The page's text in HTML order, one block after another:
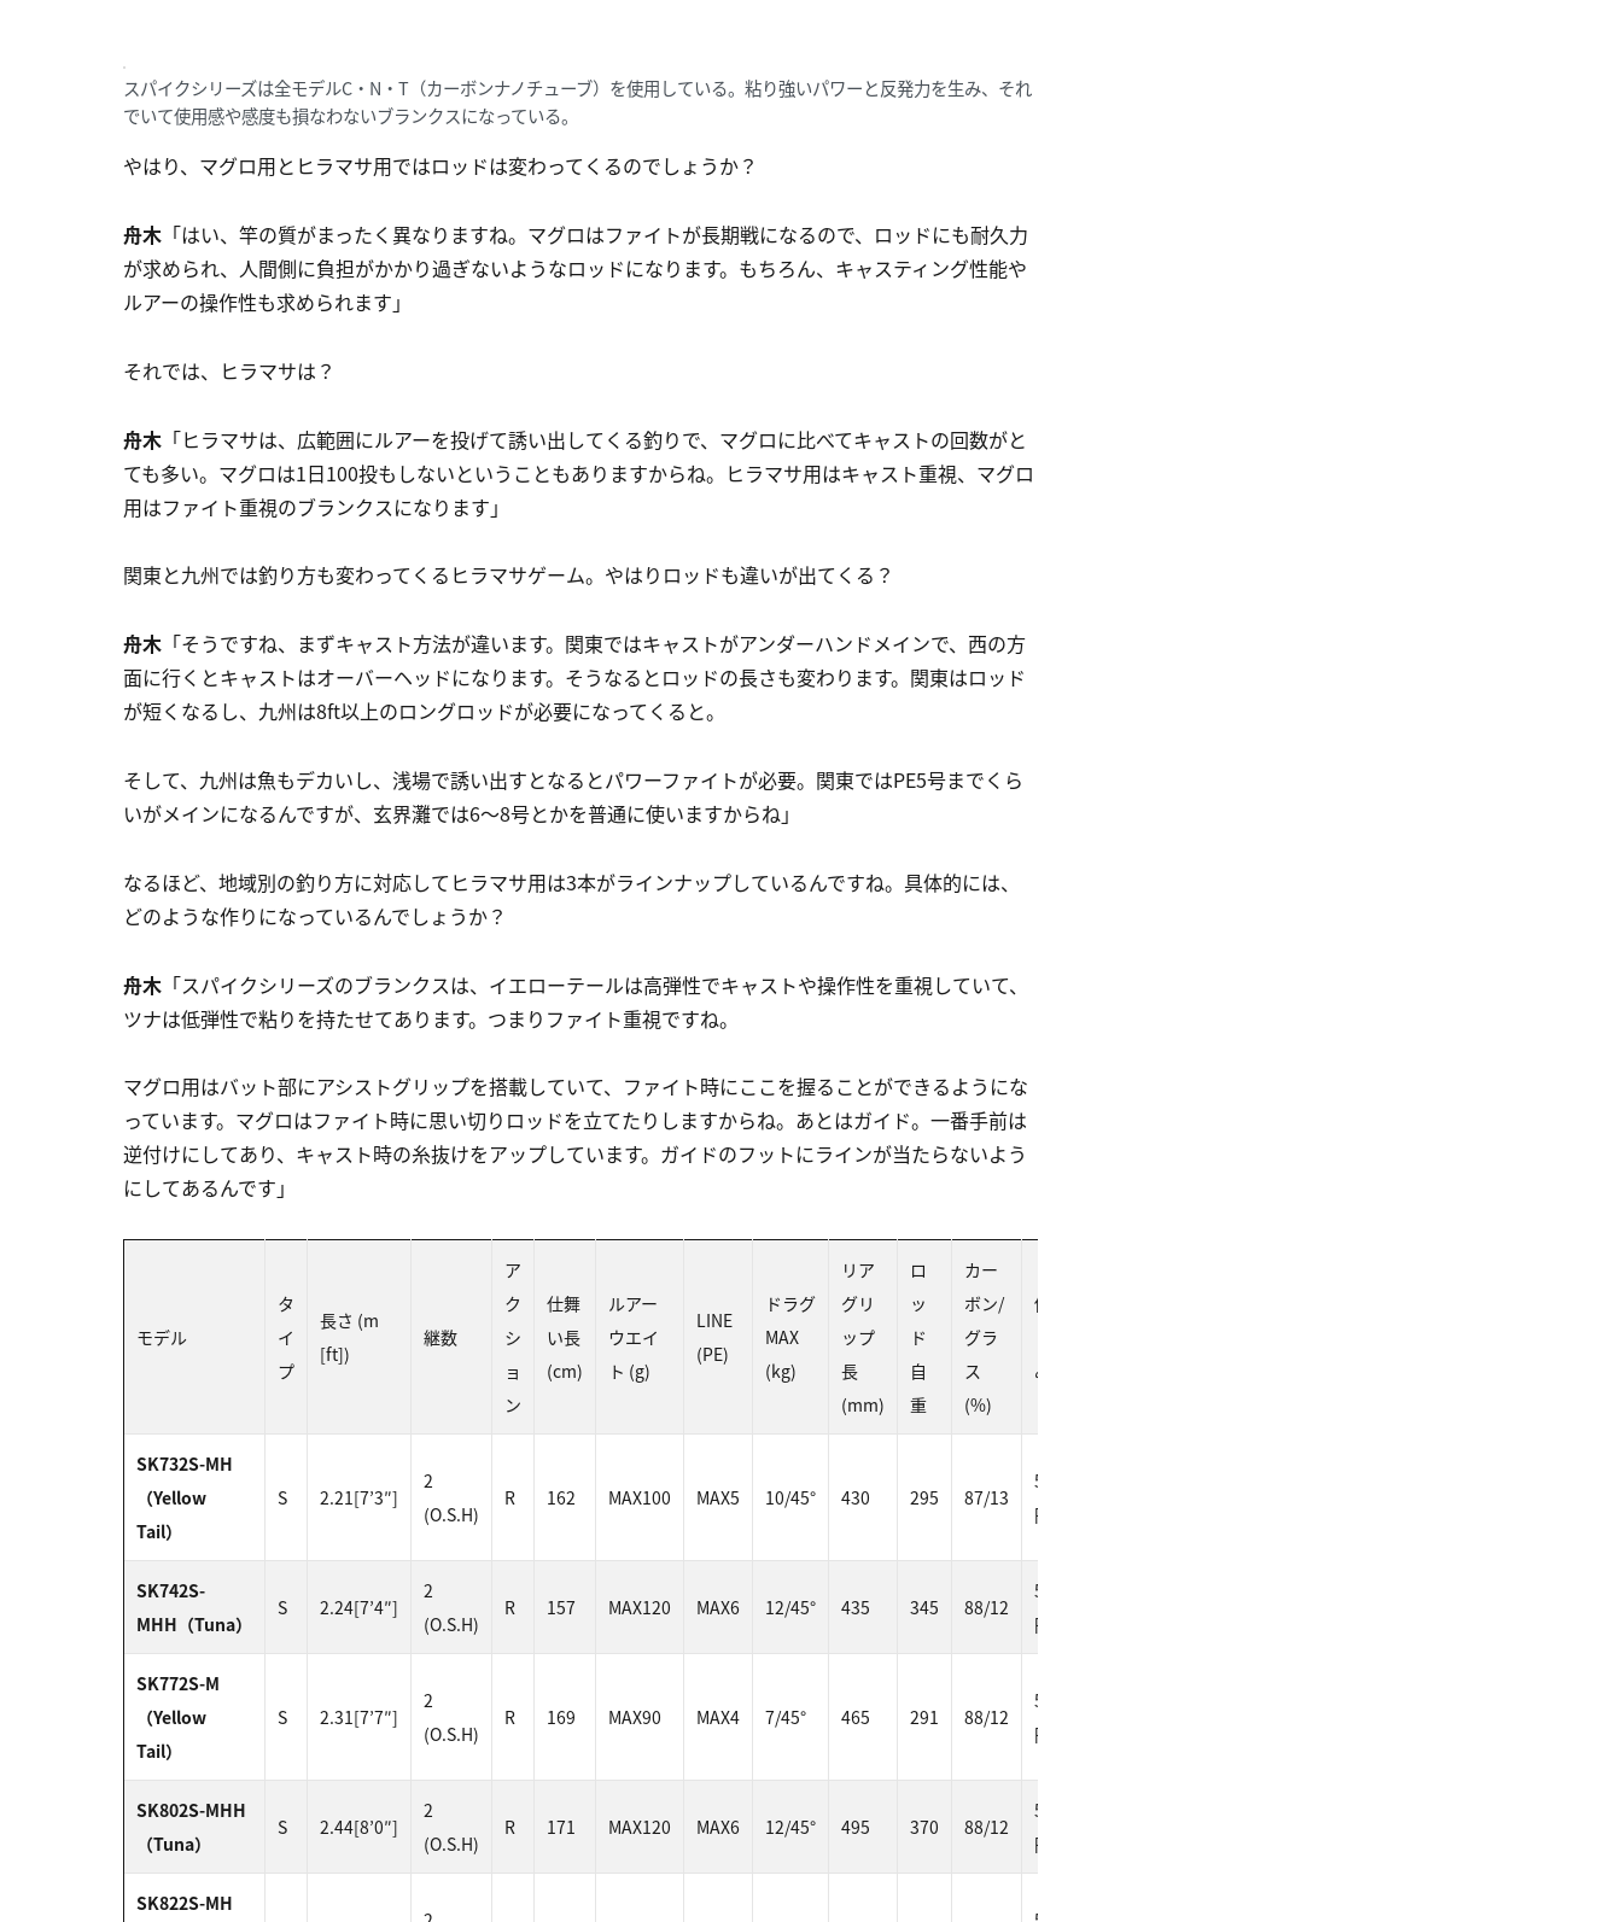
スパイクシリーズは全モデルC・N・T（カーボンナノチューブ）を使用している。粘り強いパワーと反発力を生み、それ
でいて使用感や感度も損なわないブランクスになっている。
やはり、マグロ用とヒラマサ用ではロッドは変わってくるのでしょうか？
舟木 「はい、竿の質がまったく異なりますね。マグロはファイトが長期戦になるので、ロッドにも耐久力
が求められ、人間側に負担がかかり過ぎないようなロッドになります。もちろん、キャスティング性能や
ルアーの操作性も求められます」
それでは、ヒラマサは？
舟木 「ヒラマサは、広範囲にルアーを投げて誘い出してくる釣りで、マグロに比べてキャストの回数がと
ても多い。マグロは1日100投もしないということもありますからね。ヒラマサ用はキャスト重視、マグロ
用はファイト重視のブランクスになります」
関東と九州では釣り方も変わってくるヒラマサゲーム。やはりロッドも違いが出てくる？
舟木 「そうですね、まずキャスト方法が違います。関東ではキャストがアンダーハンドメインで、西の方
面に行くとキャストはオーバーヘッドになります。そうなるとロッドの長さも変わります。関東はロッド
が短くなるし、九州は8ft以上のロングロッドが必要になってくると。
そして、九州は魚もデカいし、浅場で誘い出すとなるとパワーファイトが必要。関東ではPE5号までくら
いがメインになるんですが、玄界灘では6〜8号とかを普通に使いますからね」
なるほど、地域別の釣り方に対応してヒラマサ用は3本がラインナップしているんですね。具体的には、
どのような作りになっているんでしょうか？
舟木 「スパイクシリーズのブランクスは、イエローテールは高弾性でキャストや操作性を重視していて、
ツナは低弾性で粘りを持たせてあります。つまりファイト重視ですね。
マグロ用はバット部にアシストグリップを搭載していて、ファイト時にここを握ることができるようにな
っています。マグロはファイト時に思い切りロッドを立てたりしますからね。あとはガイド。一番手前は
逆付けにしてあり、キャスト時の糸抜けをアップしています。ガイドのフットにラインが当たらないよう
にしてあるんです」
モデル
タ
イ
プ
長さ (m
[ft])
継数
ア
ク
シ
ョ
ン
仕舞
い長
(cm)
ルアー
ウエイ
ト (g)
LINE
(PE)
ドラグ
MAX
(kg)
リア
グリ
ップ
長
(mm)
ロ
ッ
ド
自
重
カー
ボン/
グラ
ス
(%)
価格
み）
SK732S-MH
（Yellow
Tail）
S 2.21[7’3″]
2
(O.S.H)
R 162 MAX100 MAX5 10/45° 430 295 87/13
50,600
円
SK742S-
MHH（Tuna）
S 2.24[7’4″]
2
(O.S.H)
R 157 MAX120 MAX6 12/45° 435 345 88/12
57,750
円
SK772S-M
（Yellow
Tail）
S 2.31[7’7″]
2
(O.S.H)
R 169 MAX90 MAX4 7/45° 465 291 88/12
50,050
円
SK802S-MHH
（Tuna）
S 2.44[8’0″]
2
(O.S.H)
R 171 MAX120 MAX6 12/45° 495 370 88/12
58,300
円
SK822S-MH